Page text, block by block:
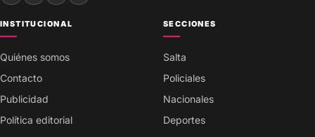
INSTITUCIONAL
Quiénes somos
Contacto
Publicidad
Política editorial
SECCIONES
Salta
Policiales
Nacionales
Deportes